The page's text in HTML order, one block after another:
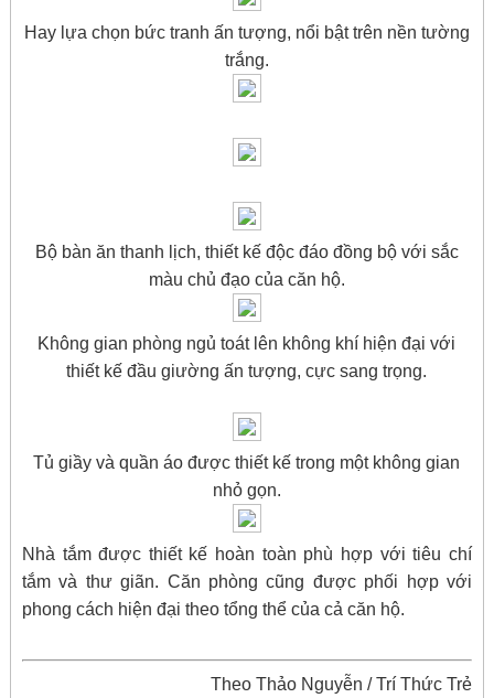
Hay lựa chọn bức tranh ấn tượng, nổi bật trên nền tường
trắng.
Bộ bàn ăn thanh lịch, thiết kế độc đáo đồng bộ với sắc
màu chủ đạo của căn hộ.
Không gian phòng ngủ toát lên không khí hiện đại với
thiết kế đầu giường ấn tượng, cực sang trọng.
Tủ giầy và quần áo được thiết kế trong một không gian
nhỏ gọn.
Nhà tắm được thiết kế hoàn toàn phù hợp với tiêu chí
tắm và thư giãn. Căn phòng cũng được phối hợp với
phong cách hiện đại theo tổng thể của cả căn hộ.
Theo Thảo Nguyễn / Trí Thức Trẻ